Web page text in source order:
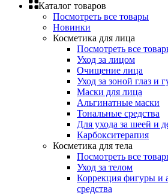
Каталог товаров
Посмотреть все товары
Новинки
Косметика для лица
Посмотреть все
Уход за лицом
Очищение лица
Уход за зоной глаз и
Маски для лица
Альгинатные маски
Тональные средства
Для ухода за шеей и
Карбокситерапия
Косметика для тела
Посмотреть все
Уход за телом
Коррекция фигуры и
средства